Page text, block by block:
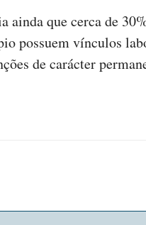
ainda que cerca de
possuem vínculos
de carácter